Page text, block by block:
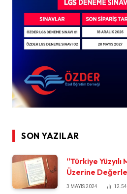
SON YAZILAR
“Türkiye
Üzerine
3 MAYIS 2024